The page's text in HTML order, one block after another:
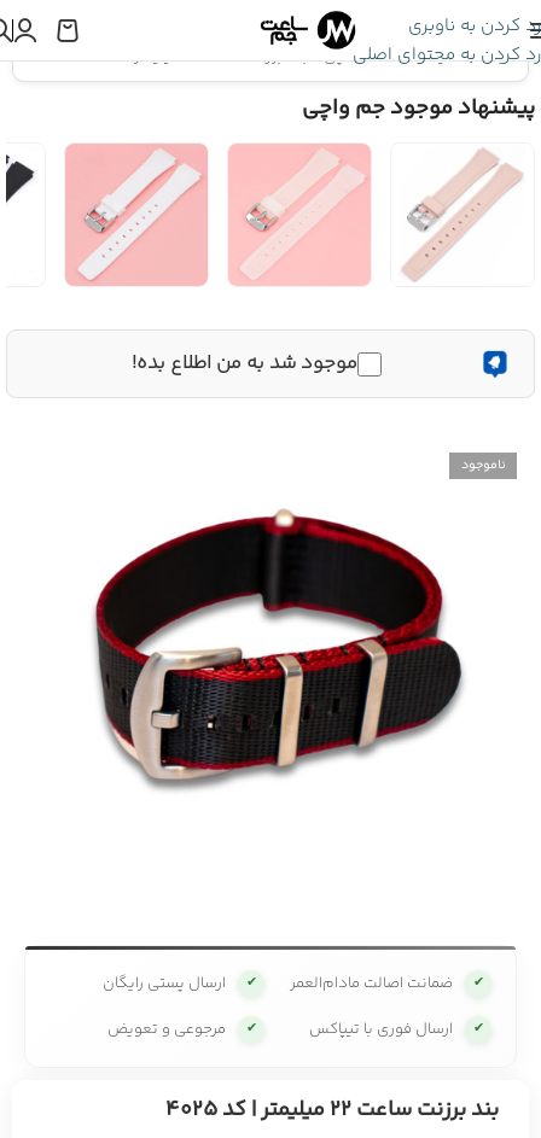
رد کردن به ناوبری
رد کردن به محتوای اصلی
اینجا هستید:بند ساعت مچی»بند برزنت ساعت 22 میلیمتر | کد 4025
پیشنهاد موجود جم واچی
موجود شد به من اطلاع بده!
ناموجود
✔ ضمانت اصالت مادام‌العمر ✔ ارسال پستی رایگان
✔ ارسال فوری با تیپاکس ✔ مرجوعی و تعویض
بند برزنت ساعت 22 میلیمتر | کد 4025